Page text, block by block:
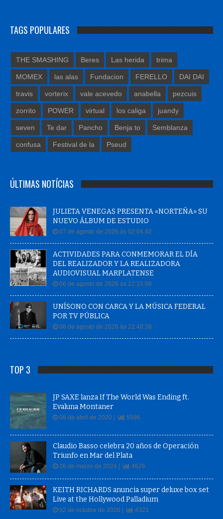
TAGS POPULARES
THE SMASHING Beres Las herida trima
MOMEX las alas Fundacion FERELLO DAI DAI
travis vorterix vale acevedo anabella pezcuis
zorrito POWER virtual los caliga juandy
seven Te dar Pancho Benja to Semblanza
confusa Festival de la Pseud
ÚLTIMAS NOTÍCIAS
JULIETA VENEGAS PRESENTA «NORTEÑA» SU
NUEVO ÁLBUM DE ESTUDIO
07 de agosto de 2026 às 02:04:42
ACTIVIDADES PARA CONMEMORAR EL DÍA
DEL REALIZADOR Y LA REALIZADORA
AUDIOVISUAL MARPLATENSE
06 de agosto de 2026 às 22:15:06
UNÍSONO CON CARCA Y LA MÚSICA FEDERAL
POR TV PÚBLICA
06 de agosto de 2026 às 21:48:38
TOP 3
JP SAXE lanza If The World Was Ending ft.
Evaluna Montaner
08 de abril de 2020 | 5596
Claudio Basso celebra 20 años de Operación
Triunfo en Mar del Plata
26 de marzo de 2024 | 4626
KEITH RICHARDS anuncia super deluxe box set
Live at the Hollywood Palladium
02 de octubre de 2020 | 4321